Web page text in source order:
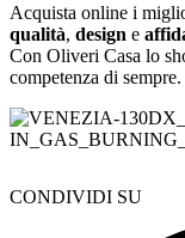
Acquista online i
qualità, design e
Con Oliveri Casa lo
competenza di sempre.
CONDIVIDI SU